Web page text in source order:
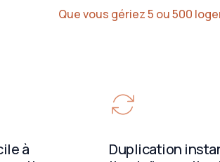
Que vous gériez 5 ou 500
à
Duplication